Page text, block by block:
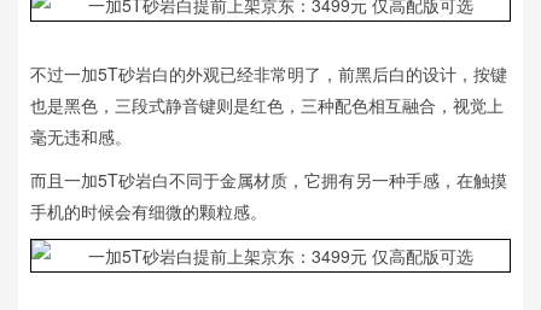
不过一加5T砂岩白的外观已经非常明了，前黑后白的设计，按键
也是黑色，三段式静音键则是红色，三种配色相互融合，视觉上
毫无违和感。
而且一加5T砂岩白不同于金属材质，它拥有另一种手感，在触摸
手机的时候会有细微的颗粒感。